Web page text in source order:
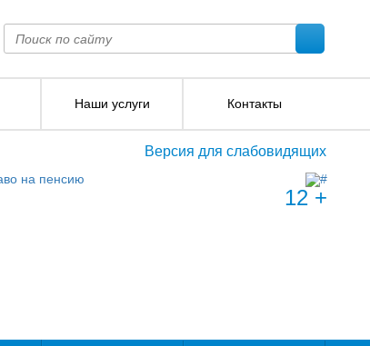
Наши услуги Контакты
Версия для слабовидящих
12 +